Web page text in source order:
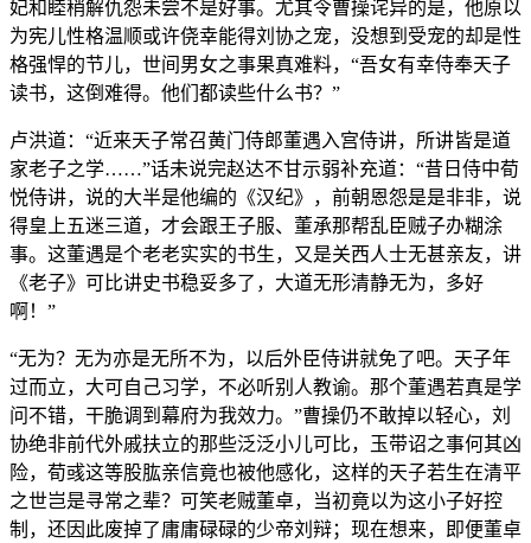
妃和睦稍解仇怨未尝不是好事。尤其令曹操诧异的是，他原以
为宪儿性格温顺或许侥幸能得刘协之宠，没想到受宠的却是性
格强悍的节儿，世间男女之事果真难料，“吾女有幸侍奉天子
读书，这倒难得。他们都读些什么书？”
卢洪道：“近来天子常召黄门侍郎董遇入宫侍讲，所讲皆是道
家老子之学……”话未说完赵达不甘示弱补充道：“昔日侍中荀
悦侍讲，说的大半是他编的《汉纪》，前朝恩怨是是非非，说
得皇上五迷三道，才会跟王子服、董承那帮乱臣贼子办糊涂
事。这董遇是个老老实实的书生，又是关西人士无甚亲友，讲
《老子》可比讲史书稳妥多了，大道无形清静无为，多好
啊！”
“无为？无为亦是无所不为，以后外臣侍讲就免了吧。天子年
过而立，大可自己习学，不必听别人教谕。那个董遇若真是学
问不错，干脆调到幕府为我效力。”曹操仍不敢掉以轻心，刘
协绝非前代外戚扶立的那些泛泛小儿可比，玉带诏之事何其凶
险，荀彧这等股肱亲信竟也被他感化，这样的天子若生在清平
之世岂是寻常之辈？可笑老贼董卓，当初竟以为这小子好控
制，还因此废掉了庸庸碌碌的少帝刘辩；现在想来，即便董卓